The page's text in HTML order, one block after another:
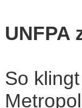
UNFPA
So